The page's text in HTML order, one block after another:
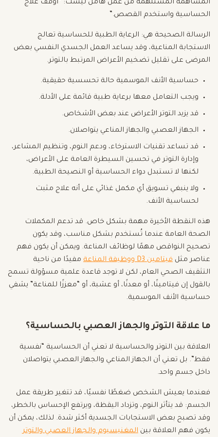
المساهمة المستلهمة من عمل هامّل ليست: “أوقف علاج
الحساسية واستخدم القصص.”
الرسالة الصحيحة هي: الرعاية الطبية للحساسية تعالج
الاستجابة المناعية، وقد يساعد العمل الجسدي النفسي بعض
المرضى على تقليل تضخيم الأعراض المرتبط بالتوتر.
حساسية الأنف الموسمية حالة تحسسية حقيقية.
ويجب التعامل معها برعاية طبية قائمة على الأدلة.
قد يزيد التوتر الأعراض عند بعض الأشخاص.
الجهاز العصبي والجهاز المناعي يتواصلان.
قد تساعد تقنيات الاسترخاء، ودعم النوم، وتنظيم المشاعر،
وإدارة التوتر في تحسين السيطرة العامة على الأعراض،
لكنها لا تستبدل دواء الحساسية أو النصيحة الطبية.
ولا ينبغي تسويق أي مكمل غذائي على أنه علاج مثبت
لحساسية الأنف.
هذه النقطة الأخيرة مهمة بشكل خاص. قد تدعم المكملات
الصحة العامة عندما تُستخدم بشكل مناسب، وقد يكون
تصحيح النواقص مهمًا لوظائف المناعة. ويمكن أن يكون فهم
عناصر مثل فيتامين D3 ووظيفة المناعة
مفيدًا من ناحية
التثقيف الصحي العام، لكن لا توجد قاعدة علمية مسؤولة تسمح
بالقول إن فيتامينًا، أو معدنًا، أو عشبة، أو “معززًا للمناعة” يشفي
حساسية الأنف الموسمية.
ما علاقة التوتر والجهاز العصبي بالحساسية؟
العلاقة بين التوتر والحساسية لا تعني أن الحساسية “نفسية
فقط”. بل تعني أن الجهاز المناعي والجهاز العصبي يتواصلان
داخل جسم واحد.
فعندما يعيش الشخص ضغطًا نفسيًا، قد تتغير طريقة عمل
الجسم: قد يتأثر النوم، وتزداد اليقظة، ويرتفع الإحساس بالخطر،
وقد تصبح بعض الاستجابات الجسدية أكثر شدة. لذلك، يمكن أن
يكون فهم العلاقة بين المغنيسيوم والجهاز العصبي والتوتر